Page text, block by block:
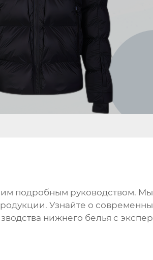
подробным руководством.
Узнайте о
нижнего белья с